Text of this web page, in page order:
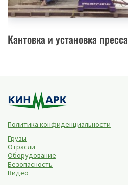
Кантовка и установка пресса
Политика конфиденциальности
Грузы
Отрасли
Оборудование
Безопасность
Видео